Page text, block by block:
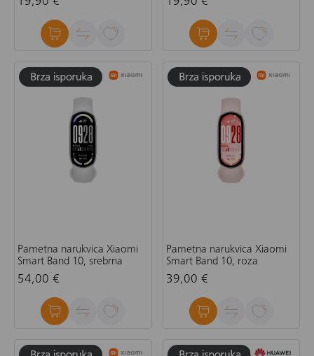
Pametna narukvica Xiaomi
Smart Band 10, srebrna
54,00 €
Pametna narukvica Xiaomi
Smart Band 10, roza
39,00 €